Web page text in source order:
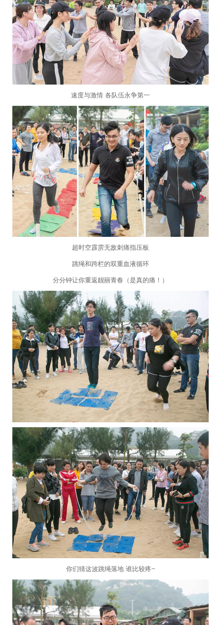
速度与激情 各队伍永争第一
超时空霹雳无敌刺痛指压板
跳绳和跨栏的双重血液循环
分分钟让你重返靓丽青春（是真的痛！）
你们猜这波跳绳落地 谁比较疼~